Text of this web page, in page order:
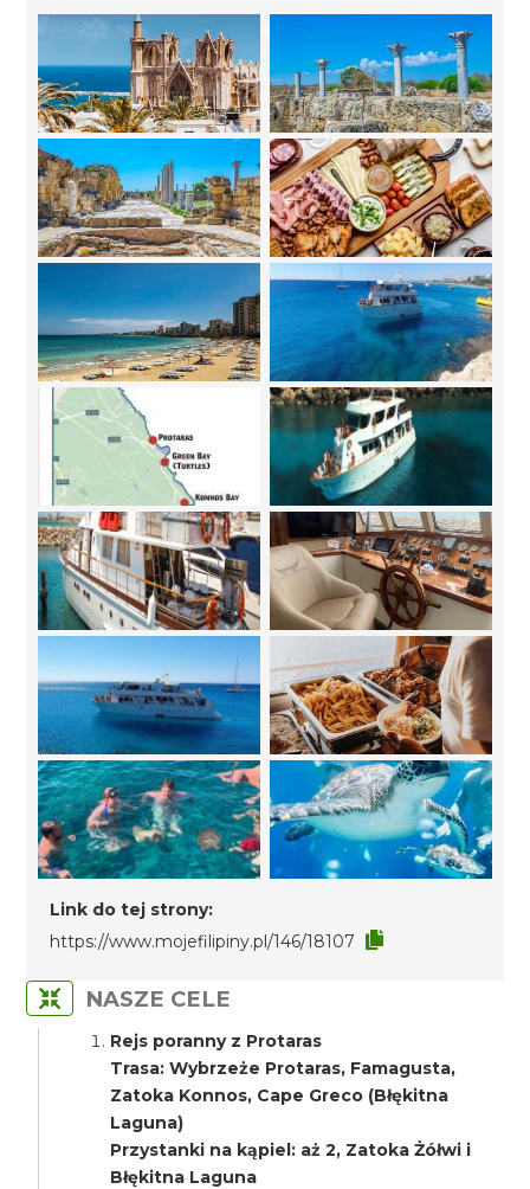
Link do tej strony:
https://www.mojefilipiny.pl/146/18107
NASZE CELE
Rejs poranny z Protaras
Trasa: Wybrzeże Protaras, Famagusta,
Zatoka Konnos, Cape Greco (Błękitna
Laguna)
Przystanki na kąpiel: aż 2, Zatoka Żółwi i
Błękitna Laguna